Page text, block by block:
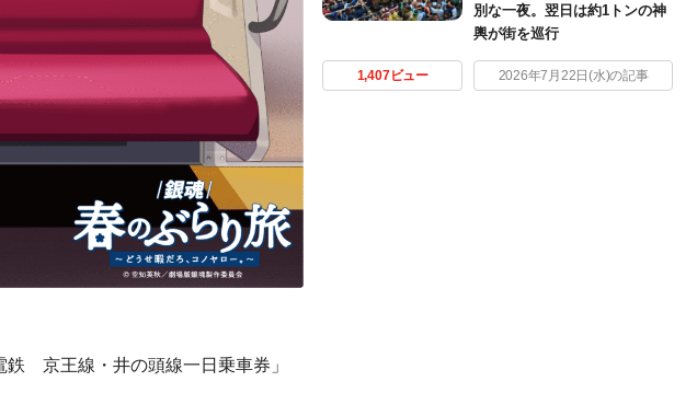
鉄 京王線・井の頭線一日乗車券」
別な一夜。翌日は約1トンの神
輿が街を巡行
1,407ビュー 2026年7月22日(水)の記事